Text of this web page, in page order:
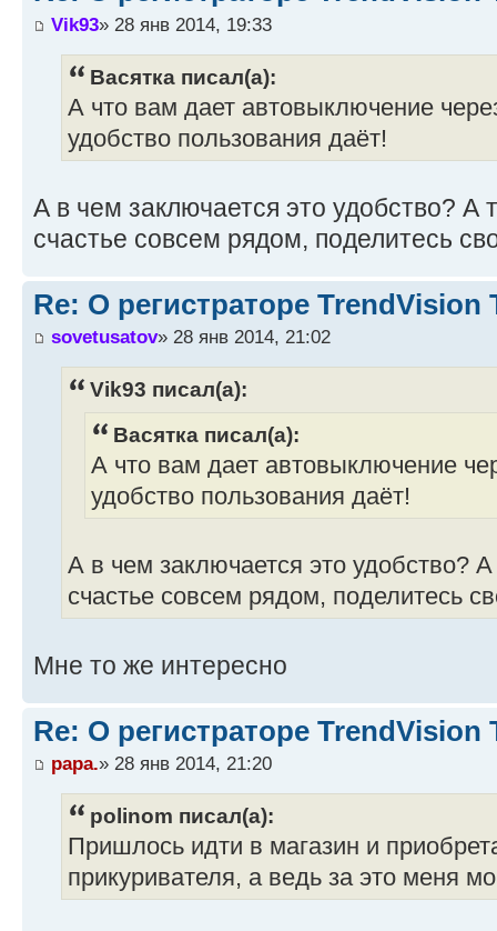
Vik93» 28 янв 2014, 19:33
Васятка писал(а):
А что вам дает автовыключение
удобство пользования даёт!
А в чем заключается это удобство? А
счастье совсем рядом, поделитесь
Re: О регистраторе TrendVision
sovetusatov» 28 янв 2014, 21:02
Vik93 писал(а):
Васятка писал(а):
А что вам дает автовыключение
удобство пользования даёт!
А в чем заключается это удобство?
счастье совсем рядом, поделитесь
Мне то же интересно
Re: О регистраторе TrendVision
papa.» 28 янв 2014, 21:20
polinom писал(а):
Пришлось идти в магазин и
прикуривателя, а ведь за это меня